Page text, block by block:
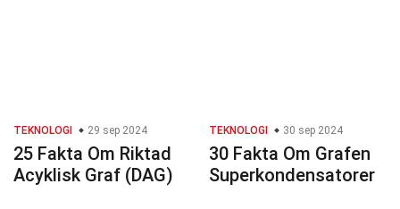
TEKNOLOGI 29 sep 2024
25 Fakta Om Riktad
Acyklisk Graf (DAG)
TEKNOLOGI 30 sep 2024
30 Fakta Om Grafen
Superkondensatorer